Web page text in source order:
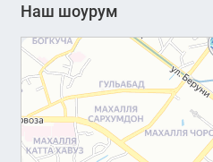
Наш шоурум